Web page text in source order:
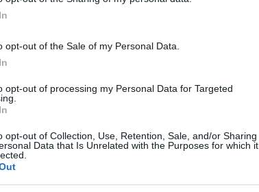
opt-out of the Sale of my Personal Data.
opt-out of processing my Personal Data for Targeted
opt-out of Collection, Use, Retention, Sale, and/or Sharing
Data that Is Unrelated with the Purposes for which it
per orientarsi: come selezionare
l’identità. Dopo una mappa degli
fermentazione
con suggerimenti pratici di servizio e